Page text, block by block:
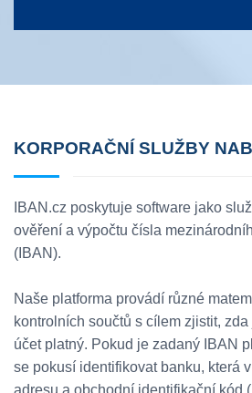
KORPORAČNÍ SLUŽBY
IBAN.cz poskytuje software jako
ověření a výpočtu čísla
(IBAN).
Naše platforma provádí různé
kontrolních součtů s cílem zjistit,
účet platný. Pokud je zadaný IBAN
se pokusí identifikovat banku, která
adresu a obchodní identifikační kód